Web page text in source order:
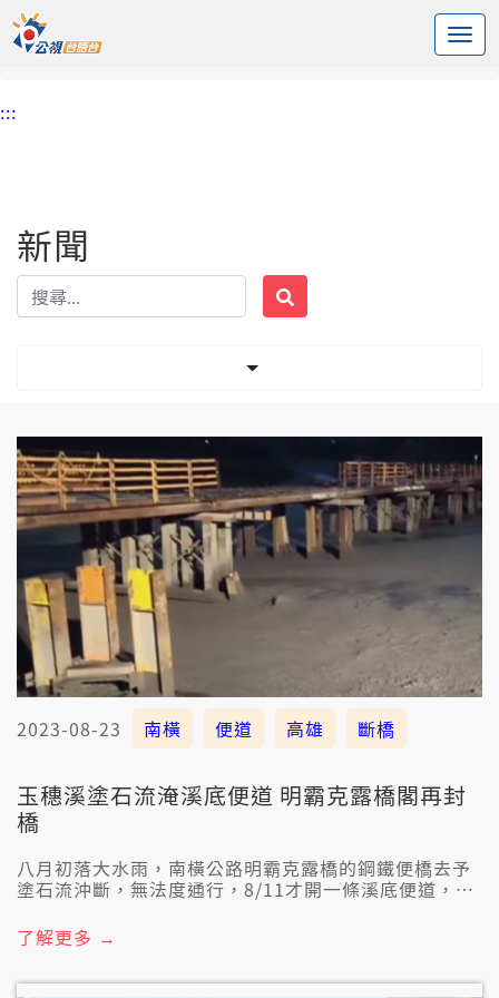
中央內容區塊
頭頁
:::
新聞
2023-08-23 南橫 便道 高雄 斷橋
玉穗溪塗石流淹溪底便道 明霸克露橋閣再封
橋
八月初落大水雨，南橫公路明霸克露橋的鋼鐵便橋去予
塗石流沖斷，無法度通行，8/11才開一條溪底便道，想
成高雄桃源區的復興、拉芙蘭佮梅山三个里交通斷站，
8/23停班停課一日，工務段早起趕緊去現場處理，便道
了解更多 →